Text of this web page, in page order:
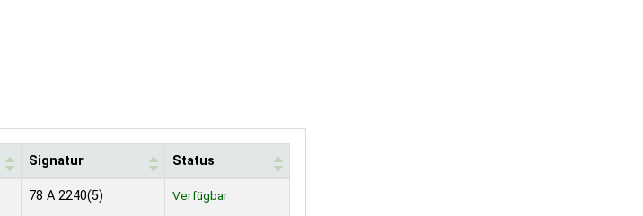
Signatur Status
78 A 2240(5) Verfügbar